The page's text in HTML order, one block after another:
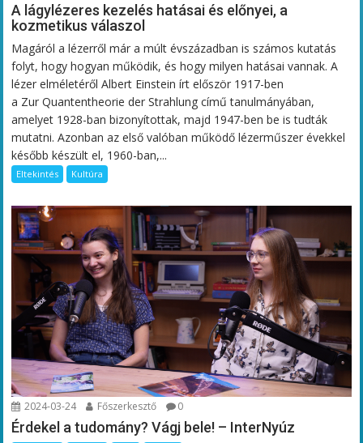
A lágylézeres kezelés hatásai és előnyei, a
kozmetikus válaszol
Magáról a lézerről már a múlt évszázadban is számos kutatás
folyt, hogy hogyan működik, és hogy milyen hatásai vannak. A
lézer elméletéről Albert Einstein írt először 1917-ben
a Zur Quantentheorie der Strahlung című tanulmányában,
amelyet 1928-ban bizonyítottak, majd 1947-ben be is tudták
mutatni. Azonban az első valóban működő lézerműszer évekkel
később készült el, 1960-ban,...
Eltekintés Kultúra
2024-03-24 Főszerkesztő 0
Érdekel a tudomány? Vágj bele! – InterNyúz